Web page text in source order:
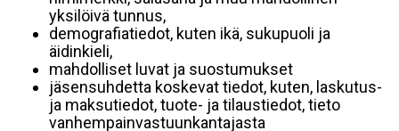
yksilöivä tunnus,
demografiatiedot, kuten ikä, sukupuoli ja
äidinkieli,
mahdolliset luvat ja suostumukset
jäsensuhdetta koskevat tiedot, kuten, laskutus-
ja maksutiedot, tuote- ja tilaustiedot, tieto
vanhempainvastuunkantajasta